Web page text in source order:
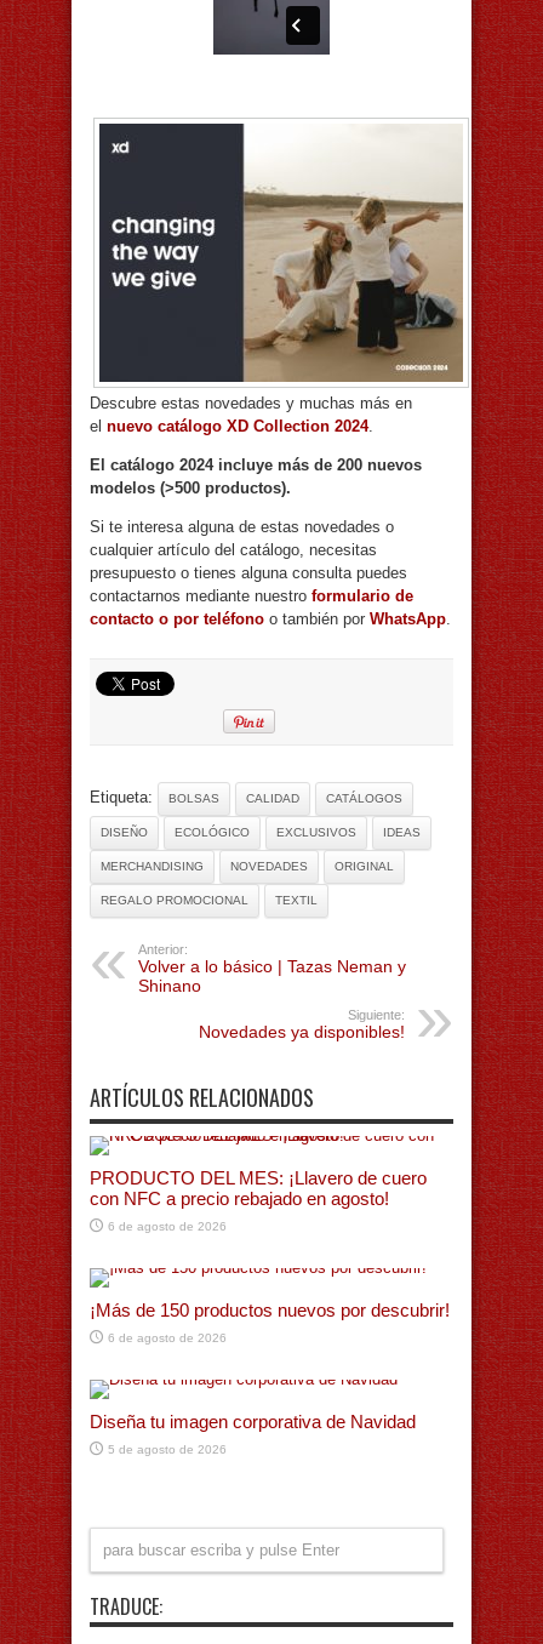
Descubre estas novedades y muchas más en
el nuevo catálogo XD Collection 2024.
El catálogo 2024 incluye más de 200 nuevos
modelos (>500 productos).
Si te interesa alguna de estas novedades o
cualquier artículo del catálogo, necesitas
presupuesto o tienes alguna consulta puedes
contactarnos mediante nuestro formulario de
contacto o por teléfono o también por WhatsApp
Etiqueta: BOLSAS CALIDAD CATÁLOGOS
DISEÑO ECOLÓGICO EXCLUSIVOS IDEAS
MERCHANDISING NOVEDADES ORIGINAL
REGALO PROMOCIONAL TEXTIL
Anterior:
Volver a lo básico | Tazas Neman y
Shinano
Siguiente:
Novedades ya disponibles!
ARTÍCULOS RELACIONADOS
PRODUCTO DEL MES: ¡Llavero de cuero
con NFC a precio rebajado en agosto!
6 de agosto de 2026
¡Más de 150 productos nuevos por descubrir!
6 de agosto de 2026
Diseña tu imagen corporativa de Navidad
5 de agosto de 2026
TRADUCE: